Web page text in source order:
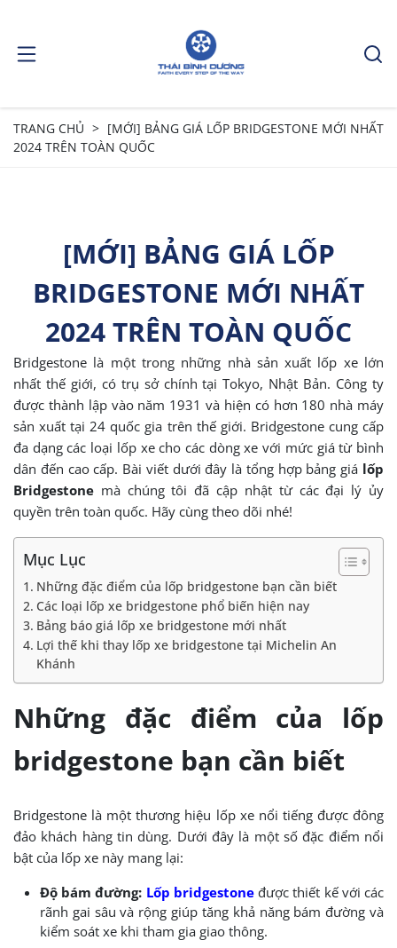
TRANG CHỦ
[MỚI] BẢNG GIÁ LỐP BRIDGESTONE MỚI NHẤT
2024 TRÊN TOÀN QUỐC
[MỚI] BẢNG GIÁ LỐP
BRIDGESTONE MỚI NHẤT
2024 TRÊN TOÀN QUỐC
Bridgestone là một trong những nhà sản xuất lốp xe lớn
nhất thế giới, có trụ sở chính tại Tokyo, Nhật Bản. Công ty
được thành lập vào năm 1931 và hiện có hơn 180 nhà máy
sản xuất tại 24 quốc gia trên thế giới. Bridgestone cung cấp
đa dạng các loại lốp xe cho các dòng xe với mức giá từ bình
dân đến cao cấp. Bài viết dưới đây là tổng hợp bảng giá lốp
Bridgestone mà chúng tôi đã cập nhật từ các đại lý ủy
quyền trên toàn quốc. Hãy cùng theo dõi nhé!
Mục Lục
Những đặc điểm của lốp bridgestone bạn cần biết
Các loại lốp xe bridgestone phổ biến hiện nay
Bảng báo giá lốp xe bridgestone mới nhất
Lợi thế khi thay lốp xe bridgestone tại Michelin An
Khánh
Những đặc điểm của lốp
bridgestone bạn cần biết
Bridgestone là một thương hiệu lốp xe nổi tiếng được đông
đảo khách hàng tin dùng. Dưới đây là một số đặc điểm nổi
bật của lốp xe này mang lại:
Độ bám đường: Lốp bridgestoneđược thiết kế với các
rãnh gai sâu và rộng giúp tăng khả năng bám đường và
kiểm soát xe khi tham gia giao thông.